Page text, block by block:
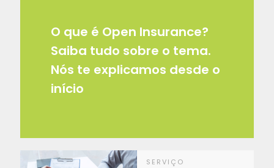
O que é Open Insurance?
Saiba tudo sobre o tema.
Nós te explicamos desde o
início
SERVIÇO